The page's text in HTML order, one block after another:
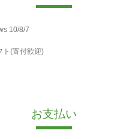
10/8/7
ト(寄付歓迎)
お支払い